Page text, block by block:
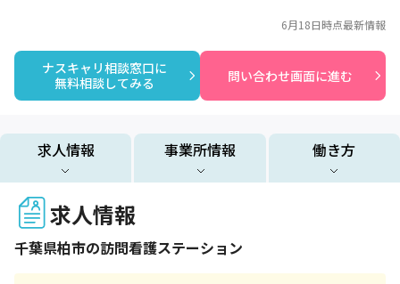
ナスキャリ相談窓口に
無料相談してみる
問い合わせ画面に進む
6月18日時点最新情報
求人情報 事業所情報 働き方
求人情報
千葉県柏市の訪問看護ステーション